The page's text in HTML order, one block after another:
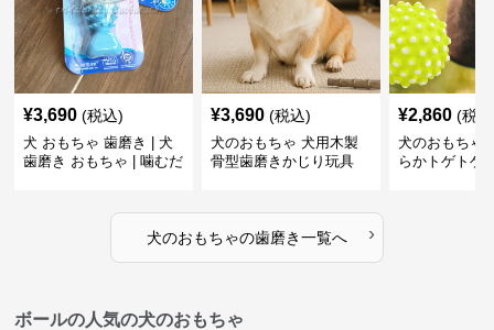
¥3,690 (税込)
犬 おもちゃ 歯磨き | 犬
歯磨き おもちゃ | 噛むだ
¥3,690 (税込)
犬のおもちゃ 犬用木製
骨型歯磨きかじり玩具
¥2,860 (税
犬のおもちゃ
らかトゲトゲ
犬のおもちゃの歯磨き一覧へ ›
ボールの人気の犬のおもちゃ